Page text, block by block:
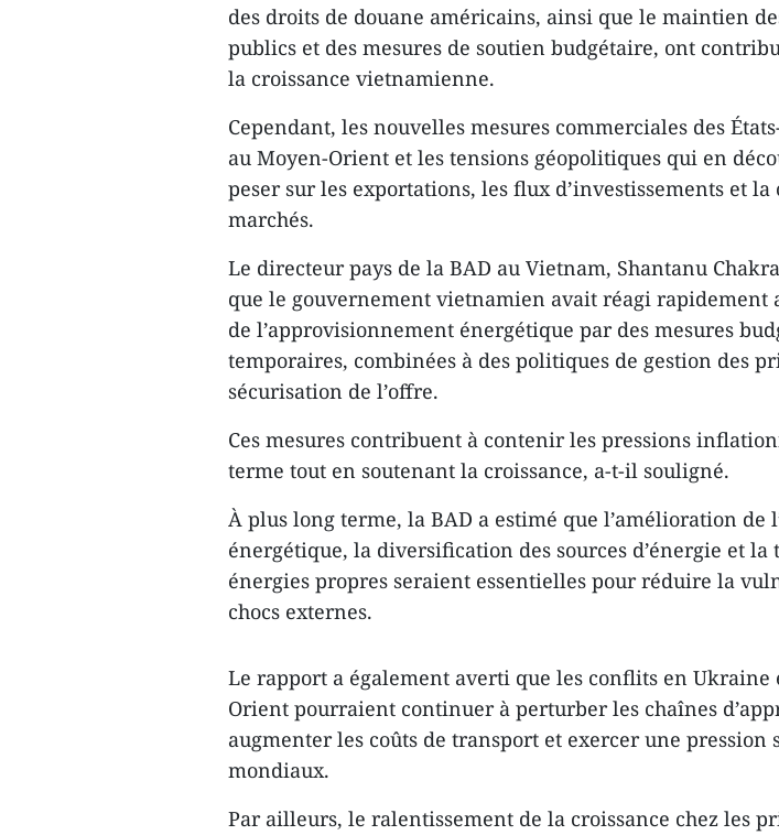
des droits de douane américains, ainsi que le maintien
publics et des mesures de soutien budgétaire, ont
la croissance vietnamienne.
Cependant, les nouvelles mesures commerciales des
au Moyen-Orient et les tensions géopolitiques qui en
peser sur les exportations, les flux d’investissements et la
marchés.
Le directeur pays de la BAD au Vietnam, Shantanu
que le gouvernement vietnamien avait réagi rapidement
de l’approvisionnement énergétique par des mesures
temporaires, combinées à des politiques de gestion des
sécurisation de l’offre.
Ces mesures contribuent à contenir les pressions
terme tout en soutenant la croissance, a-t-il souligné.
À plus long terme, la BAD a estimé que l’amélioration de
énergétique, la diversification des sources d’énergie et
énergies propres seraient essentielles pour réduire la
chocs externes.
Le rapport a également averti que les conflits en Ukraine
Orient pourraient continuer à perturber les chaînes
augmenter les coûts de transport et exercer une pression
mondiaux.
Par ailleurs, le ralentissement de la croissance chez les